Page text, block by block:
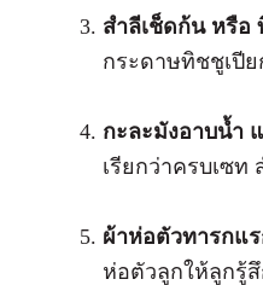
สำลีเช็ดก้น หรือ
กระดาษทิชชูเปี
กะละมังอาบน้ำ
เรียกว่าครบเซท
ผ้าห่อตัวทารกแร
ห่อตัวลูกให้ลูกรู้